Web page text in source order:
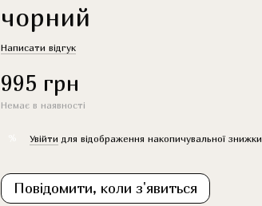
чорний
Написати відгук
995 грн
Немає в наявності
Увійти для відображення накопичувальної знижки
Повідомити, коли з'явиться